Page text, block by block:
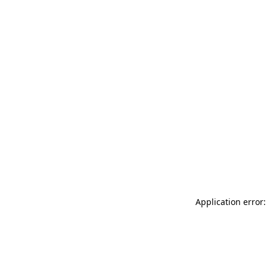
Application